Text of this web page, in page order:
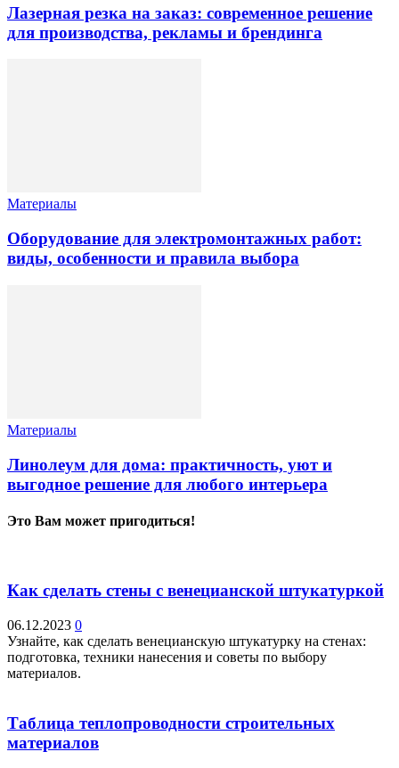
Лазерная резка на заказ: современное решение
для производства, рекламы и брендинга
Материалы
Оборудование для электромонтажных работ:
виды, особенности и правила выбора
Материалы
Линолеум для дома: практичность, уют и
выгодное решение для любого интерьера
Это Вам может пригодиться!
Как сделать стены с венецианской штукатуркой
06.12.2023 0
Узнайте, как сделать венецианскую штукатурку на стенах:
подготовка, техники нанесения и советы по выбору
материалов.
Таблица теплопроводности строительных
материалов